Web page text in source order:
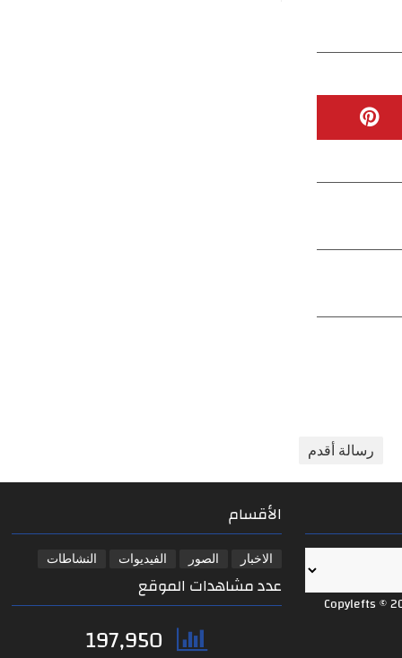
رسالة أقدم
Copylefts ©
الأقسام
الاخبار الصور الفيديوات النشاطات
عدد مشاهدات الموقع
197,950